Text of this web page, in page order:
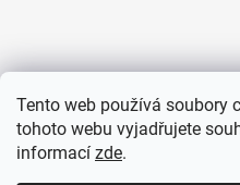
Tento web používá soubory
tohoto webu vyjadřujete
informací zde.